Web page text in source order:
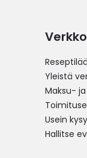
Yleistä
Maksu-
Usein
Hallitse